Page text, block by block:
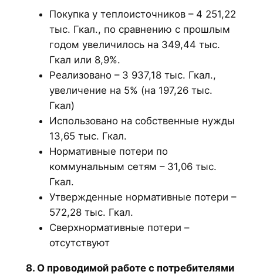
Покупка у теплоисточников – 4 251,22
тыс. Гкал., по сравнению с прошлым
годом увеличилось на 349,44 тыс.
Гкал или 8,9%.
Реализовано – 3 937,18 тыс. Гкал.,
увеличение на 5% (на 197,26 тыс.
Гкал)
Использовано на собственные нужды
13,65 тыс. Гкал.
Нормативные потери по
коммунальным сетям – 31,06 тыс.
Гкал.
Утвержденные нормативные потери –
572,28 тыс. Гкал.
Сверхнормативные потери –
отсутствуют
8. О проводимой работе с потребителями